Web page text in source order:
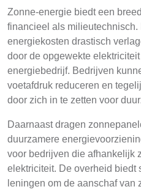
Zonne-energie biedt een
financieel als
energiekosten drastisch
door de opgewekte
energiebedrijf. Bedrijven
voetafdruk reduceren en
door zich in te zetten voor
Daarnaast dragen
duurzamere
voor bedrijven die afhankelijk
elektriciteit. De overheid biedt
leningen om de aanschaf van